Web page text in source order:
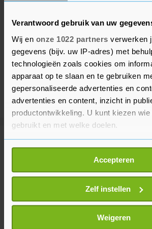
Verantwoord gebruik van uw
Wij en onze 1022 partners verwerken
gegevens (bijv. uw IP-adres) met
technologieën zoals cookies om
apparaat op te slaan en te gebruiken
gepersonaliseerde advertenties en
advertenties en content, inzicht in
productontwikkeling. U kunt kiezen wie
gebruikt en met welke doelen.
Als u het toestaat, willen we ook graag:
Informatie verzamelen over uw
locatie, die tot een paar meter
Uw apparaat identificeren door
scannen op specifieke
Lees meer over hoe uw persoonlijke
verwerkt en stel uw voorkeuren in het
Accepteren
Zelf instellen
Weigeren
Meer uit Middelburg
Gemeente in gesprek met Witte
Kruis over toekomst
ambulancezorg in Veere